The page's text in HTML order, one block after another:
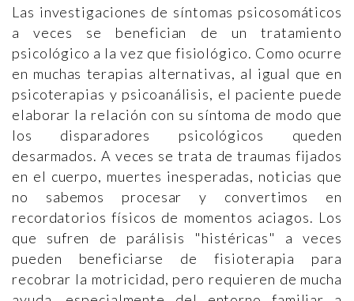
Las investigaciones de síntomas psicosomáticos
a veces se benefician de un tratamiento
psicológico a la vez que fisiológico. Como ocurre
en muchas terapias alternativas, al igual que en
psicoterapias y psicoanálisis, el paciente puede
elaborar la relación con su síntoma de modo que
los disparadores psicológicos queden
desarmados. A veces se trata de traumas fijados
en el cuerpo, muertes inesperadas, noticias que
no sabemos procesar y convertimos en
recordatorios físicos de momentos aciagos. Los
que sufren de parálisis "histéricas" a veces
pueden beneficiarse de fisioterapia para
recobrar la motricidad, pero requieren de mucha